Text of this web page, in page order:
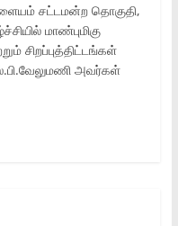
சட்டமன்ற தொகுதி,
மாண்புமிகு
சிறப்புத்திட்டங்கள்‌
அவர்கள்‌